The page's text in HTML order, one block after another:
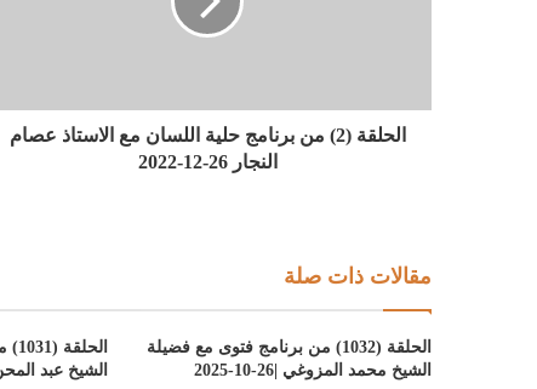
الحلقة (2) من برنامج حلية اللسان مع الاستاذ عصام
النجار 26-12-2022
مقالات ذات صلة
الحلقة (1032) من برنامج فتوى مع فضيلة
الشيخ محمد المزوغي |26-10-2025
الشيخ عبد المحن